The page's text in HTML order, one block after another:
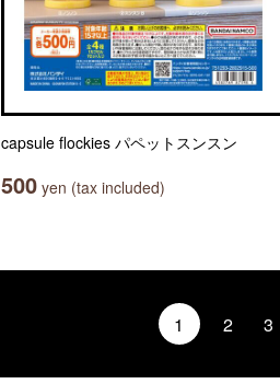
capsule flockies パペットスンスン
500 yen (tax included)
1 2 3